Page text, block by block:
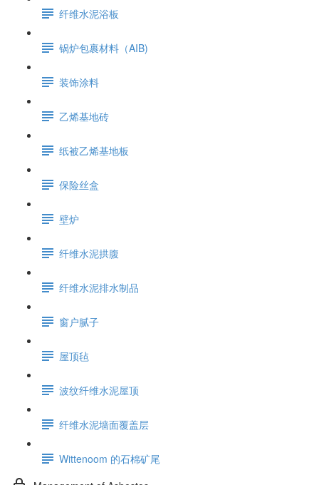
纤维水泥浴板
锅炉包裹材料（AIB)
装饰涂料
乙烯基地砖
纸被乙烯基地板
保险丝盒
壁炉
纤维水泥拱腹
纤维水泥排水制品
窗户腻子
屋顶毡
波纹纤维水泥屋顶
纤维水泥墙面覆盖层
Wittenoom 的石棉矿尾